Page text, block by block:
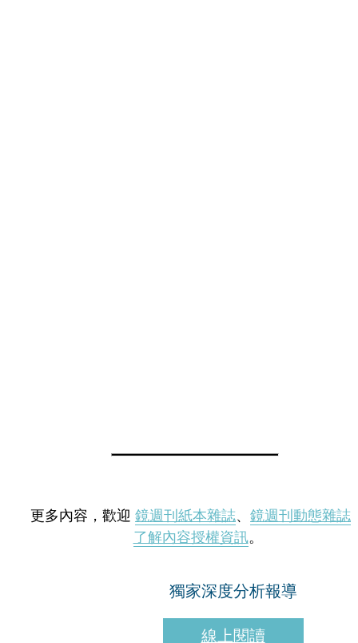
更多內容，歡迎 鏡週刊紙本雜誌、 鏡週刊動態雜誌
了解內容授權資訊。
獨家深度分析報導
線上閱讀